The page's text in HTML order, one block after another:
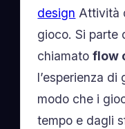
design Attività
gioco. Si parte
chiamatoflow
l’esperienza
modo che i
tempo e dagli